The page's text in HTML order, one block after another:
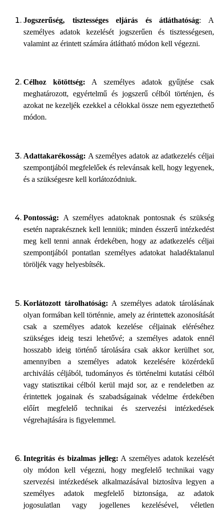
Jogszerűség, tisztességes eljárás és átláthatóság: A
személyes adatok kezelését jogszerűen és tisztességesen,
valamint az érintett számára átlátható módon kell végezni.
Célhoz kötöttség:A személyes adatok gyűjtése csak
meghatározott, egyértelmű és jogszerű célból történjen, és
azokat ne kezeljék ezekkel a célokkal össze nem egyeztethető
módon.
Adattakarékosság: A személyes adatok az adatkezelés céljai
szempontjából megfelelőek és relevánsak kell, hogy legyenek,
és a szükségesre kell korlátozódniuk.
Pontosság: A személyes adatoknak pontosnak és szükség
esetén naprakésznek kell lenniük; minden ésszerű intézkedést
meg kell tenni annak érdekében, hogy az adatkezelés céljai
szempontjából pontatlan személyes adatokat haladéktalanul
töröljék vagy helyesbítsék.
Korlátozott tárolhatóság:A személyes adatok tárolásának
olyan formában kell történnie, amely az érintettek azonosítását
csak a személyes adatok kezelése céljainak eléréséhez
szükséges ideig teszi lehetővé; a személyes adatok ennél
hosszabb ideig történő tárolására csak akkor kerülhet sor,
amennyiben a személyes adatok kezelésére közérdekű
archiválás céljából, tudományos és történelmi kutatási célból
vagy statisztikai célból kerül majd sor, az e rendeletben az
érintettek jogainak és szabadságainak védelme érdekében
előírt megfelelő technikai és szervezési intézkedések
végrehajtására is figyelemmel.
Integritás és bizalmas jelleg:A személyes adatok kezelését
oly módon kell végezni, hogy megfelelő technikai vagy
szervezési intézkedések alkalmazásával biztosítva legyen a
személyes adatok megfelelő biztonsága, az adatok
jogosulatlan vagy jogellenes kezelésével, véletlen